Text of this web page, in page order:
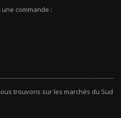
commande :
trouvons sur les marchés du Sud